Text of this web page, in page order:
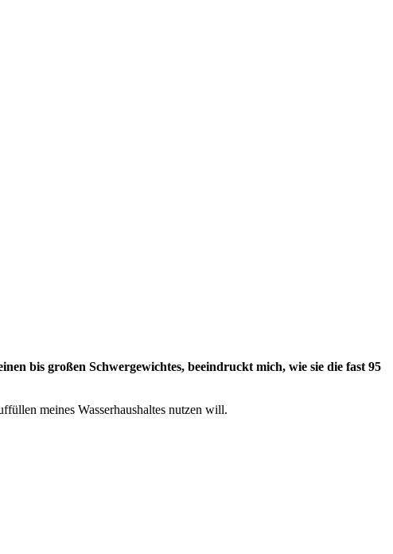
bis großen Schwergewichtes, beeindruckt mich, wie sie die fast 95
meines Wasserhaushaltes nutzen will.